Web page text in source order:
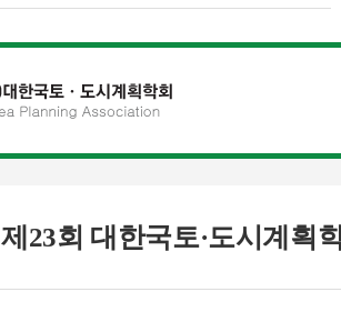
제23회 대한국토·도시계획